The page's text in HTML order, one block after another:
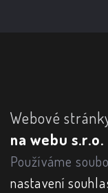
Webové
na webu s.r.o.
Používáme
nastavení